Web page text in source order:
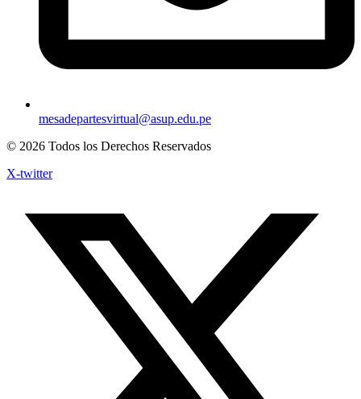
mesadepartesvirtual@asup.edu.pe
© 2026 Todos los Derechos Reservados
X-twitter